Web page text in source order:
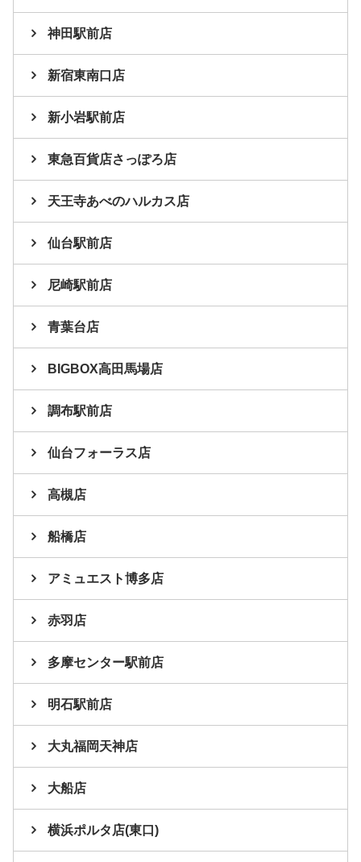
神田駅前店
新宿東南口店
新小岩駅前店
東急百貨店さっぽろ店
天王寺あべのハルカス店
仙台駅前店
尼崎駅前店
青葉台店
BIGBOX高田馬場店
調布駅前店
仙台フォーラス店
高槻店
船橋店
アミュエスト博多店
赤羽店
多摩センター駅前店
明石駅前店
大丸福岡天神店
大船店
横浜ポルタ店(東口)